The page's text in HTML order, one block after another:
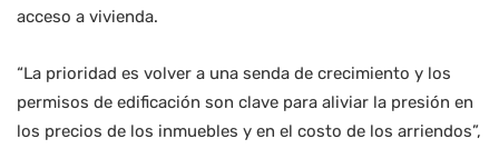
acceso a vivienda.
“La prioridad es volver a una senda de crecimiento y los
permisos de edificación son clave para aliviar la presión en
los precios de los inmuebles y en el costo de los arriendos”,